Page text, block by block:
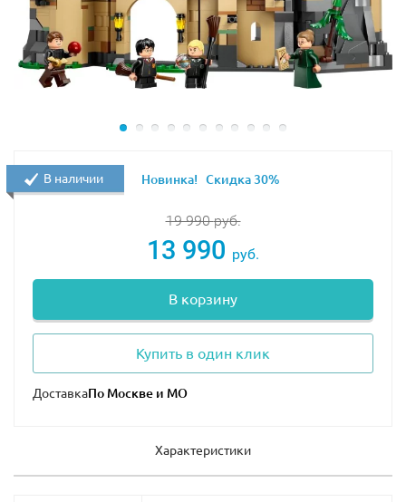
19 990руб.
13 990 руб.
В корзину
Купить в один клик
Доставка
В наличии Новинка! Скидка 30%
Характеристики